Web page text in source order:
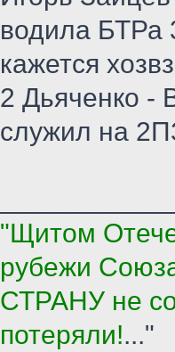
водила БТРа
кажется
2 Дьяченко -
служил на
"Щитом
рубежи
СТРАНУ не
потеряли!..."